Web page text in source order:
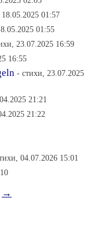
01:57
01:55
23.07.2025 16:59
16:55
- стихи, 23.07.2025
21:21
21:22
04.07.2026 15:01
→